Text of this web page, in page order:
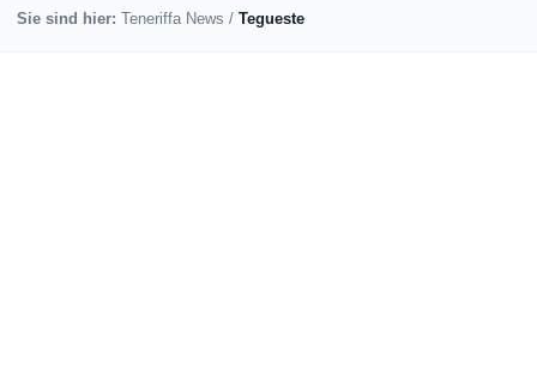
Sie sind hier: Teneriffa News / Tegueste